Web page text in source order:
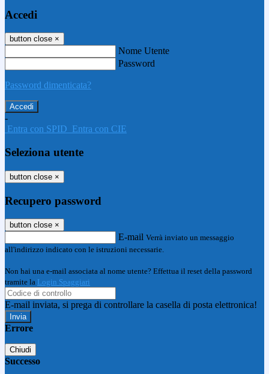
Accedi
button close ×
Nome Utente
Password
Password dimenticata?
-
Entra con SPID Entra con CIE
Seleziona utente
button close ×
Recupero password
button close ×
E-mail Verrà inviato un messaggio
all'indirizzo indicato con le istruzioni necessarie.
Non hai una e-mail associata al nome utente? Effettua il reset della password
tramite la Login Spaggiari
E-mail inviata, si prega di controllare la casella di posta elettronica!
Errore
Chiudi
Successo